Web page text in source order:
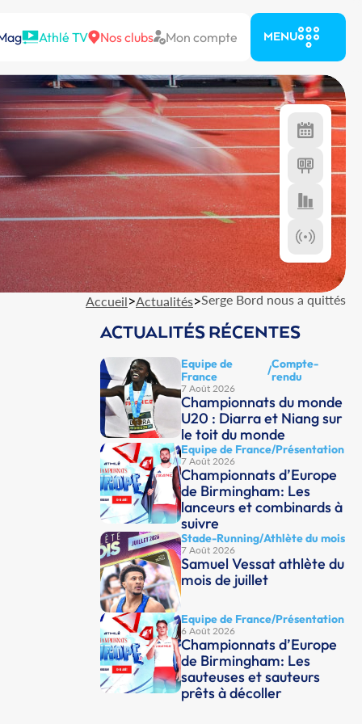
Athlé TV Nos clubs Mon compte MENU
Accueil>Actualités>Serge Bord nous a quittés
ACTUALITÉS RÉCENTES
Equipe de
France
/Compte-
rendu
7 Août 2026
Championnats du monde
U20 : Diarra et Niang sur
le toit du monde
Equipe de France/Présentation
7 Août 2026
Championnats d’Europe
de Birmingham: Les
lanceurs et combinards à
suivre
Stade-Running/Athlète du mois
7 Août 2026
Samuel Vessat athlète du
mois de juillet
Equipe de France/Présentation
6 Août 2026
Championnats d’Europe
de Birmingham: Les
sauteuses et sauteurs
prêts à décoller